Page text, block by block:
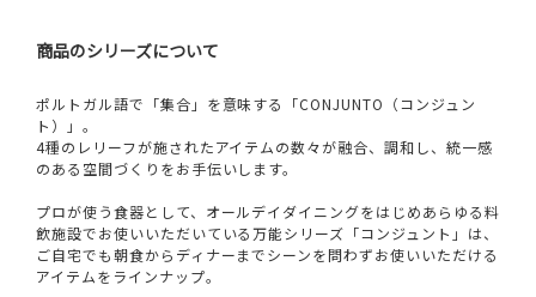
商品のシリーズについて
ポルトガル語で「集合」を意味する「CONJUNTO（コンジュン
ト）」。
4種のレリーフが施されたアイテムの数々が融合、調和し、統一感
のある空間づくりをお手伝いします。
プロが使う食器として、オールデイダイニングをはじめあらゆる料
飲施設でお使いいただいている万能シリーズ「コンジュント」は、
ご自宅でも朝食からディナーまでシーンを問わずお使いいただける
アイテムをラインナップ。